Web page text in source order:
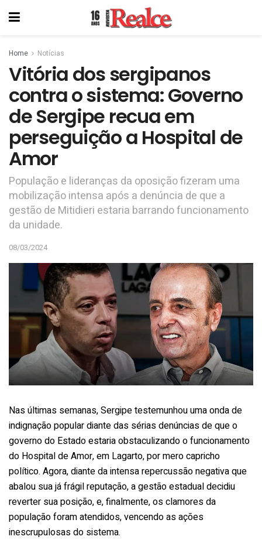
Home Notícias
Vitória dos sergipanos
contra o sistema: Governo
de Sergipe recua em
perseguição a Hospital de
Amor
População e lideranças da oposição fizeram uma
mobilização intensa após a denúncia de que a
gestão de Mitidieri estaria barrando funcionamento
da unidade.
08/03/2024
Nas últimas semanas, Sergipe testemunhou uma onda de
indignação popular diante das sérias denúncias de que o
governo do Estado estaria obstaculizando o funcionamento
do Hospital de Amor, em Lagarto, por mero capricho
político. Agora, diante da intensa repercussão negativa que
abalou sua já frágil reputação, a gestão estadual decidiu
reverter sua posição, e, finalmente, os clamores da
população foram atendidos, vencendo as ações
inescrupulosas do sistema.